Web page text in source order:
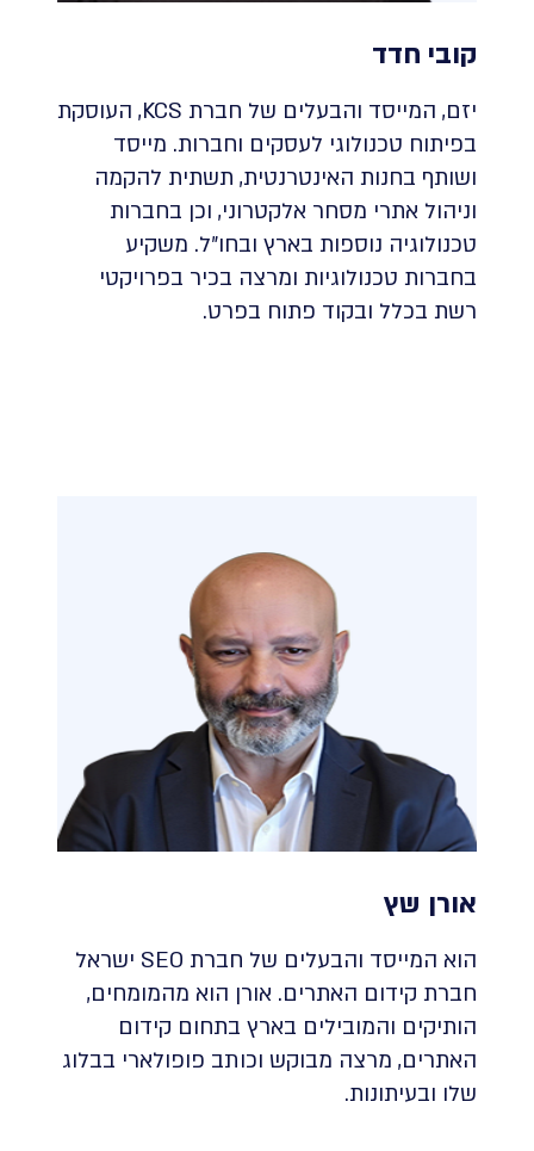
קובי חדד
יזם, המייסד והבעלים של חברת KCS, העוסקת
בפיתוח טכנולוגי לעסקים וחברות. מייסד
ושותף בחנות האינטרנטית, תשתית להקמה
וניהול אתרי מסחר אלקטרוני, וכן בחברות
טכנולוגיה נוספות בארץ ובחו״ל. משקיע
בחברות טכנולוגיות ומרצה בכיר בפרויקטי
רשת בכלל ובקוד פתוח בפרט.
אורן שץ
הוא המייסד והבעלים של חברת SEO ישראל
חברת קידום האתרים. אורן הוא מהמומחים,
הותיקים והמובילים בארץ בתחום קידום
האתרים, מרצה מבוקש וכותב פופולארי בבלוג
שלו ובעיתונות.